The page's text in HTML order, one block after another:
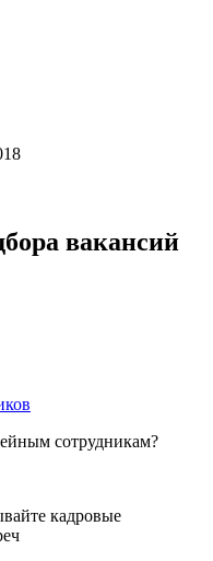
вакансий
сотрудникам?
кадровые